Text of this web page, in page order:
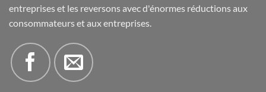
entreprises et les reversons avec d'énormes réductions aux
consommateurs et aux entreprises.